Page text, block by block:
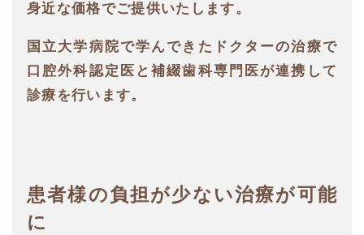
身近な価格でご提供いたします。
国立大学病院で学んできたドクターの治療で
口腔外科認定医と補綴歯科専門医が連携して
診療を行います。
患者様の負担が少ない治療が可能
に